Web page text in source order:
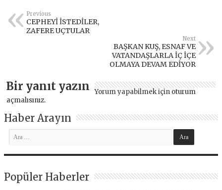
Previous
CEPHEYİ İSTEDİLER,
ZAFERE UÇTULAR
Next
BAŞKAN KUŞ, ESNAF VE
VATANDAŞLARLA İÇ İÇE
OLMAYA DEVAM EDİYOR
Bir yanıt yazın Yorum yapabilmek için oturum
açmalısınız.
Haber Arayın
Popüler Haberler